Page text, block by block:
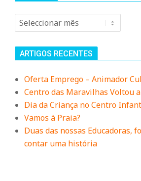
Arquivo
ARTIGOS RECENTES
Oferta Emprego – Animador
Centro das Maravilhas Voltou
Dia da Criança no Centro
Vamos à Praia?
Duas das nossas Educadoras,
contar uma história